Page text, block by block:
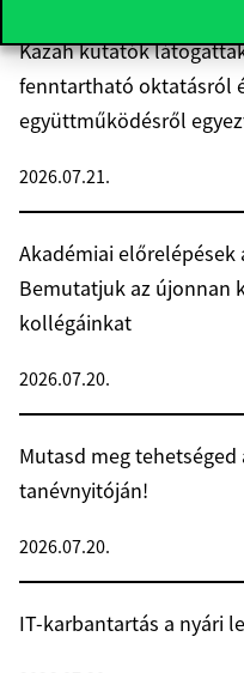
Kazah kutatók
fenntartható oktatásról
együttműködésről
2026.07.21.
Akadémiai előrelépések
Bemutatjuk az újonnan
kollégáinkat
2026.07.20.
Mutasd meg tehetséged
tanévnyitóján!
2026.07.20.
IT-karbantartás a nyári